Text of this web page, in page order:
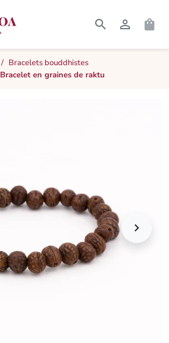
  
Bracelets bouddhistes
Bracelet en graines de raktu
